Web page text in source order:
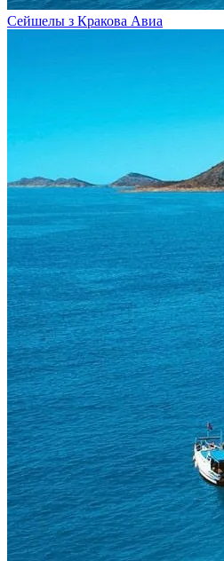
Сейшелы з Кракова Авиа